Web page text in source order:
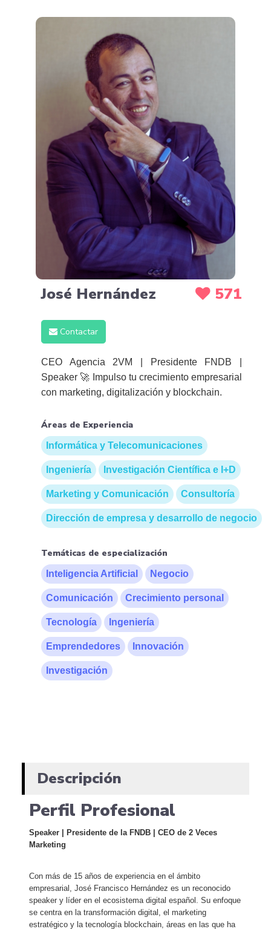
José Hernández 571
Contactar
CEO Agencia 2VM | Presidente FNDB |
Speaker 🚀 Impulso tu crecimiento empresarial
con marketing, digitalización y blockchain.
Áreas de Experiencia
Informática y Telecomunicaciones
Ingeniería Investigación Científica e I+D
Marketing y Comunicación Consultoría
Dirección de empresa y desarrollo de negocio
Temáticas de especialización
Inteligencia Artificial Negocio
Comunicación Crecimiento personal
Tecnología Ingeniería
Emprendedores Innovación
Investigación
Descripción
Perfil Profesional
Speaker | Presidente de la FNDB | CEO de 2 Veces
Marketing
Con más de 15 años de experiencia en el ámbito
empresarial, José Francisco Hernández es un reconocido
speaker y líder en el ecosistema digital español. Su enfoque
se centra en la transformación digital, el marketing
estratégico y la tecnología blockchain, áreas en las que ha